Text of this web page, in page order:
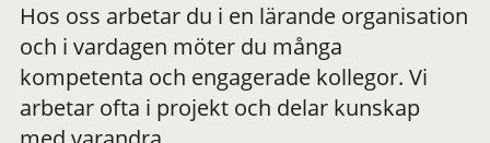
Hos oss arbetar du i en lärande organisation
och i vardagen möter du många
kompetenta och engagerade kollegor. Vi
arbetar ofta i projekt och delar kunskap